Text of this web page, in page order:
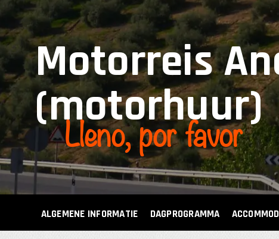
Motorreis
(motorhuur)
Lleno, por favor
ALGEMENE INFORMATIE DAGPROGRAMMA